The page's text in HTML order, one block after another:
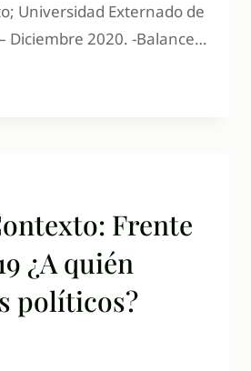
Universidad Externado de
Diciembre 2020. -Balance…
Frente
¿A quién
políticos?